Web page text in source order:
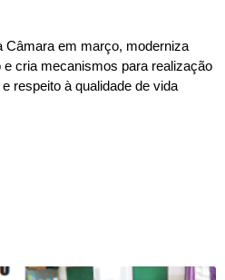
Câmara em março, moderniza
cria mecanismos para realização
respeito à qualidade de vida